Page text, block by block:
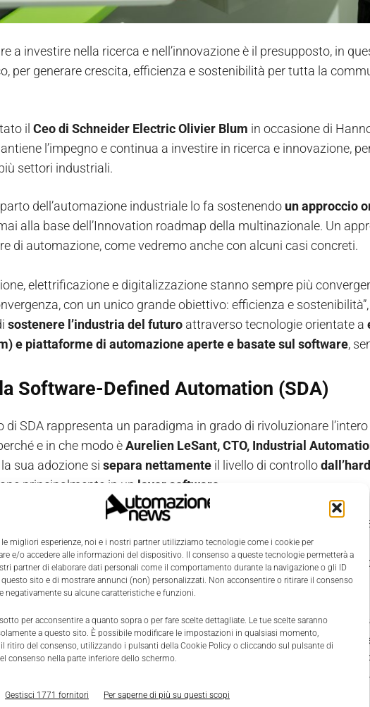
le migliori esperienze, noi e i nostri partner utilizziamo tecnologie come i cookie per
e/o accedere alle informazioni del dispositivo. Il consenso a queste tecnologie permetterà a
partner di elaborare dati personali come il comportamento durante la navigazione o gli ID
sito e di mostrare annunci (non) personalizzati. Non acconsentire o ritirare il consenso
negativamente su alcune caratteristiche e funzioni.
per acconsentire a quanto sopra o per fare scelte dettagliate. Le tue scelte saranno
a questo sito. È possibile modificare le impostazioni in qualsiasi momento,
ritiro del consenso, utilizzando i pulsanti della Cookie Policy o cliccando sul pulsante di
consenso nella parte inferiore dello schermo.
Gestisci 1771 fornitori Per saperne di più su questi scopi
a investire nella ricerca e nell’innovazione è il presupposto, in
per generare crescita, efficienza e sostenibilità per tutta la
il Ceo di Schneider Electric Olivier Blum in occasione di
l’impegno e continua a investire in ricerca e innovazione,
settori industriali.
dell’automazione industriale lo fa sostenendo un approccio
alla base dell’Innovation roadmap della multinazionale. Un
di automazione, come vedremo anche con alcuni casi concreti.
elettrificazione e digitalizzazione stanno sempre più
con un unico grande obiettivo: efficienza e
sostenere l’industria del futuro attraverso tecnologie orientate a
e piattaforme di automazione aperte e basate sul software,
la Software-Defined Automation (SDA)
di SDA rappresenta un paradigma in grado di rivoluzionare
e in che modo èAurelien LeSant, CTO, Industrial
sua adozione si separa nettamente il livello di controllo
principalmente in un layer software
consente di gestire l'intera infrastruttura di controllo
e feature sono “scaricabili”(downloadable) e possono girare
Hmi), anche legacy, creando un ecosistema più flessibile,
di SDA si basa suldisaccoppiamento delle funzioni di controllo
mondo IT con la Software Defined Network (SDN) e il Software
questo significa che le logiche di controllo, implementate solo
su piattaforme software standardizzate, mantenendo però
richiesti dalle applicazioni industriali.